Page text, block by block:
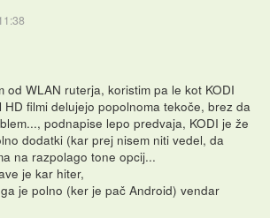
od WLAN ruterja, koristim pa le kot KODI
filmi delujejo popolnoma tekoče, brez da
podnapise lepo predvaja, KODI je že
dodatki (kar prej nisem niti vedel, da
na razpolago tone opcij...
je kar hiter,
je polno (ker je pač Android) vendar